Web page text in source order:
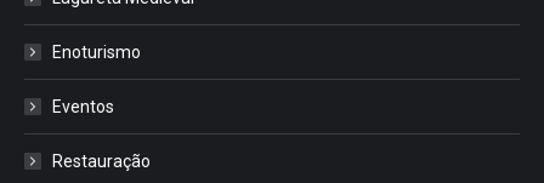
Enoturismo
Eventos
Restauração